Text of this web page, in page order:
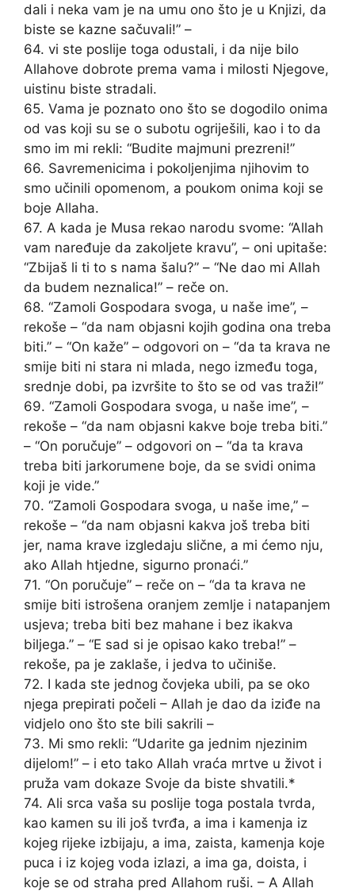
dali i neka vam je na umu ono što je u Knjizi, da
biste se kazne sačuvali!” –
64. vi ste poslije toga odustali, i da nije bilo
Allahove dobrote prema vama i milosti Njegove,
uistinu biste stradali.
65. Vama je poznato ono što se dogodilo onima
od vas koji su se o subotu ogriješili, kao i to da
smo im mi rekli: “Budite majmuni prezreni!”
66. Savremenicima i pokoljenjima njihovim to
smo učinili opomenom, a poukom onima koji se
boje Allaha.
67. A kada je Musa rekao narodu svome: “Allah
vam naređuje da zakoljete kravu”, – oni upitaše:
“Zbijaš li ti to s nama šalu?” – “Ne dao mi Allah
da budem neznalica!” – reče on.
68. “Zamoli Gospodara svoga, u naše ime”, –
rekoše – “da nam objasni kojih godina ona treba
biti.” – “On kaže” – odgovori on – “da ta krava ne
smije biti ni stara ni mlada, nego između toga,
srednje dobi, pa izvršite to što se od vas traži!”
69. “Zamoli Gospodara svoga, u naše ime”, –
rekoše – “da nam objasni kakve boje treba biti.”
– “On poručuje” – odgovori on – “da ta krava
treba biti jarkorumene boje, da se svidi onima
koji je vide.”
70. “Zamoli Gospodara svoga, u naše ime,” –
rekoše – “da nam objasni kakva još treba biti
jer, nama krave izgledaju slične, a mi ćemo nju,
ako Allah htjedne, sigurno pronaći.”
71. “On poručuje” – reče on – “da ta krava ne
smije biti istrošena oranjem zemlje i natapanjem
usjeva; treba biti bez mahane i bez ikakva
biljega.” – “E sad si je opisao kako treba!” –
rekoše, pa je zaklaše, i jedva to učiniše.
72. I kada ste jednog čovjeka ubili, pa se oko
njega prepirati počeli – Allah je dao da iziđe na
vidjelo ono što ste bili sakrili –
73. Mi smo rekli: “Udarite ga jednim njezinim
dijelom!” – i eto tako Allah vraća mrtve u život i
pruža vam dokaze Svoje da biste shvatili.*
74. Ali srca vaša su poslije toga postala tvrda,
kao kamen su ili još tvrđa, a ima i kamenja iz
kojeg rijeke izbijaju, a ima, zaista, kamenja koje
puca i iz kojeg voda izlazi, a ima ga, doista, i
koje se od straha pred Allahom ruši. – A Allah